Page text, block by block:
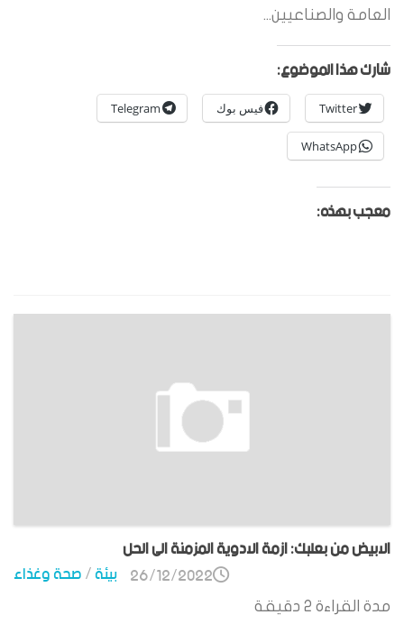
العامة والصناعيين...
شارك هذا الموضوع:
Twitter فيس بوك Telegram
WhatsApp
معجب بهذه:
الابيض من بعلبك: ازمة الادوية المزمنة الى الحل
بيئة/صحة وغذاء 26/12/2022
مدة القراءة 2 دقيقة